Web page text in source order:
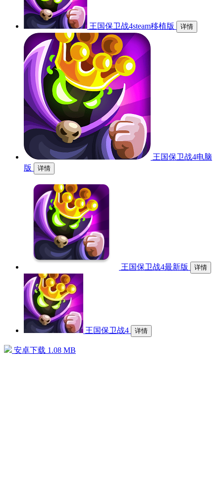
王国保卫战4steam移植版 详情
王国保卫战4电脑
版
详情
王国保卫战4最新版 详情
王国保卫战4 详情
安卓下载 1.08 MB